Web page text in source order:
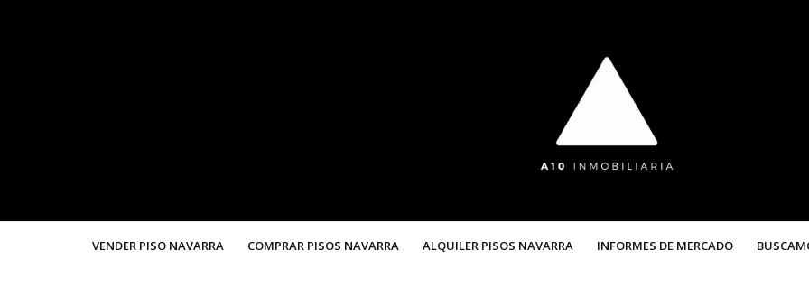
VENDER PISO NAVARRA COMPRAR PISOS NAVARRA ALQUILER PISOS NAVARRA INFORMES DE MERCADO